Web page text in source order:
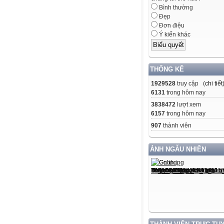
Bình thường
Đẹp
Đơn điệu
Ý kiến khác
THỐNG KÊ
1929528 truy cập (chi tiết)
6131 trong hôm nay
3838472 lượt xem
6157 trong hôm nay
907 thành viên
ẢNH NGẪU NHIÊN